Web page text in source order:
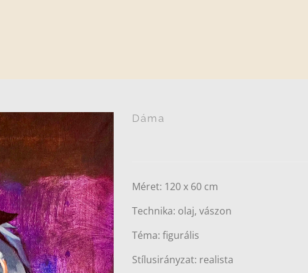
Dáma
Méret: 120 x 60 cm
Technika: olaj, vászon
Téma: figurális
Stílusirányzat: realista